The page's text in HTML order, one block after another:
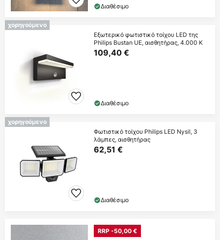
Διαθέσιμο
χορηγούμενο
Εξωτερικό φωτιστικό τοίχου LED της
Philips Bustan UE, αισθητήρας, 4.000 K
109,40 €
Διαθέσιμο
χορηγούμενο
Φωτιστικό τοίχου Philips LED Nysil, 3
λάμπες, αισθητήρας
62,51 €
Διαθέσιμο
RRP -50,00 €